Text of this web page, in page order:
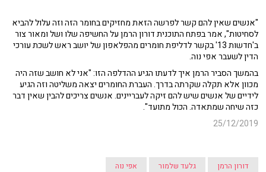
"אנשים שאין להם קשר לפרשה הזאת מחזיקים בחומר הזה וזה עלול להביא
לסחיטות", אמר בפתח התוכנית דורון הרמן על החשיפה שלו ושל ומאור צור
ב'חדשות 13' בקשר לדליפת חומרים מהפלאפון של יושב ראש לשכת עורכי
הדין לשעבר אפי נוה.
בהמשך הסביר הרמן איך לדעתו הגיע ההדלפה הזו: "אני לא חושב שזה היה
מכוון אלא תקלה שקרתה בדרך. העברת החומרים יצאה משליטה וזה הגיע
לידיים של אנשים שיש להם זיקה לעבריינים. אנשים צריכים להבין שאין דבר
כזה שיחה שמתאדה. הכול מתועד".
25/12/2019
דורון הרמן גלעד שלמור אפי נוה